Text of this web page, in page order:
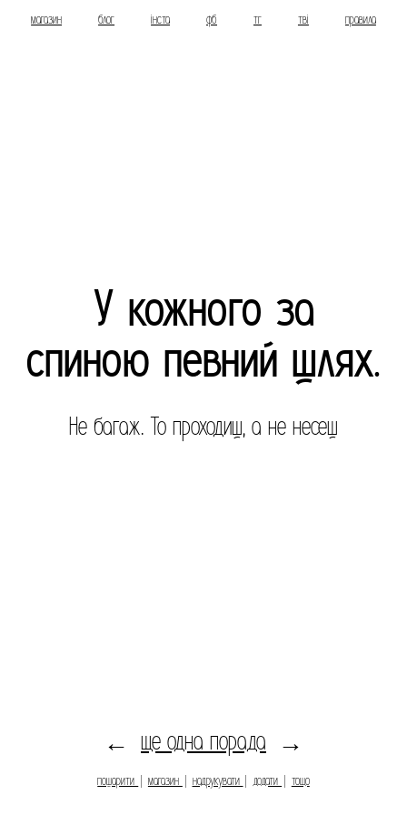
магазин блог інста фб тг тві правила
У кожного за
спиною певний шлях.
Не багаж. То проходиш, а не несеш
← ще одна порада →
пошарити магазин надрукувати додати тощо